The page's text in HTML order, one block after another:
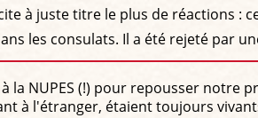
à juste titre le plus de réactions :
les consulats. Il a été rejeté par
la NUPES (!) pour repousser
à l'étranger, étaient toujours